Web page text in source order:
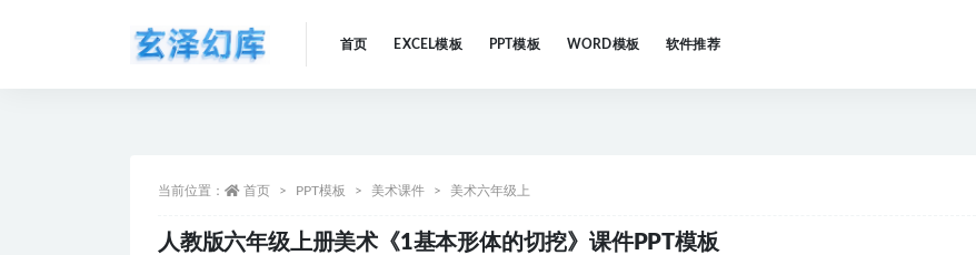
首页 EXCEL模板 PPT模板 WORD模板 软件推荐
当前位置： 首页 PPT模板 美术课件 美术六年级上
人教版六年级上册美术《1基本形体的切挖》课件PPT模板